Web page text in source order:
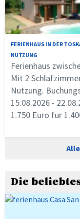
FERIENHAUS IN DER
NUTZUNG
Ferienhaus
Mit 2
Nutzung.
15.08.2026 -
1.750 Euro für
Die